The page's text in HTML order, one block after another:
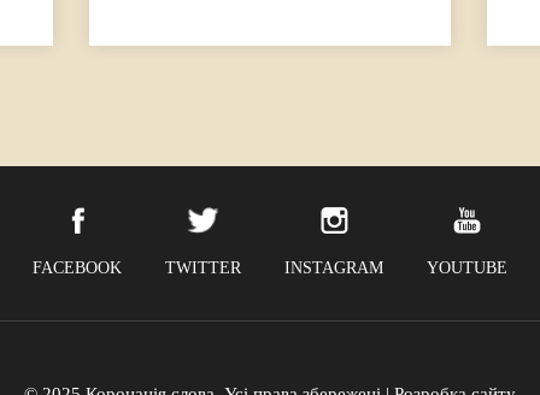
FACEBOOK TWITTER INSTAGRAM YOUTUBE